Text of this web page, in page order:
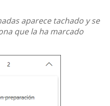
aparece tachado y se
que la ha marcado